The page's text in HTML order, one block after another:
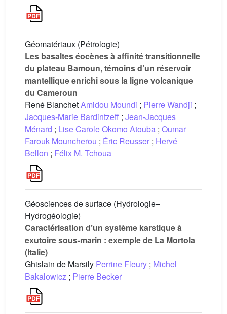
Géomatériaux (Pétrologie)
Les basaltes éocènes à affinité transitionnelle
du plateau Bamoun, témoins d’un réservoir
mantellique enrichi sous la ligne volcanique
du Cameroun
René BlanchetAmidou Moundi ; Pierre Wandji ;
Jacques-Marie Bardintzeff ; Jean-Jacques
Ménard ; Lise Carole Okomo Atouba ; Oumar
Farouk Mouncherou ; Éric Reusser ; Hervé
Bellon ; Félix M. Tchoua
Géosciences de surface (Hydrologie–
Hydrogéologie)
Caractérisation d’un système karstique à
exutoire sous-marin : exemple de La Mortola
(Italie)
Ghislain de Marsily Perrine Fleury ; Michel
Bakalowicz ; Pierre Becker